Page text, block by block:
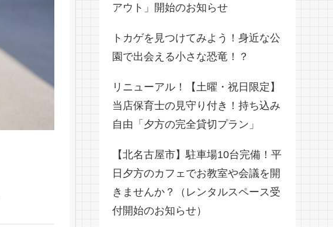
アウト」開始のお知らせ
トカゲを見つけてみよう！身近な公
園で出会える小さな恐竜！？
リニューアル！【土曜・祝日限定】
当店保育士の見守り付き！持ち込み
自由「夕方の完全貸切プラン」
【北名古屋市】駐車場10台完備！平
日夕方のカフェでお教室や会議を開
きませんか？（レンタルスペース受
付開始のお知らせ）